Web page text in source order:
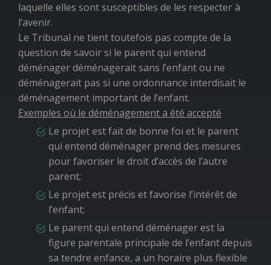
laquelle elles sont susceptibles de les respecter à
l’avenir.
Le Tribunal ne tient toutefois pas compte de la
question de savoir si le parent qui entend
déménager déménagerait sans l’enfant ou ne
déménagerait pas si une ordonnance interdisait le
déménagement important de l’enfant.
Exemples où le déménagement a été accepté
Le projet est fait de bonne foi et le parent
qui entend déménager prend des mesures
pour favoriser le droit d’accès de l’autre
parent;
Le projet est précis et favorise l’intérêt de
l’enfant;
Le parent qui entend déménager est la
figure parentale principale de l’enfant depuis
sa tendre enfance, a un horaire plus flexible